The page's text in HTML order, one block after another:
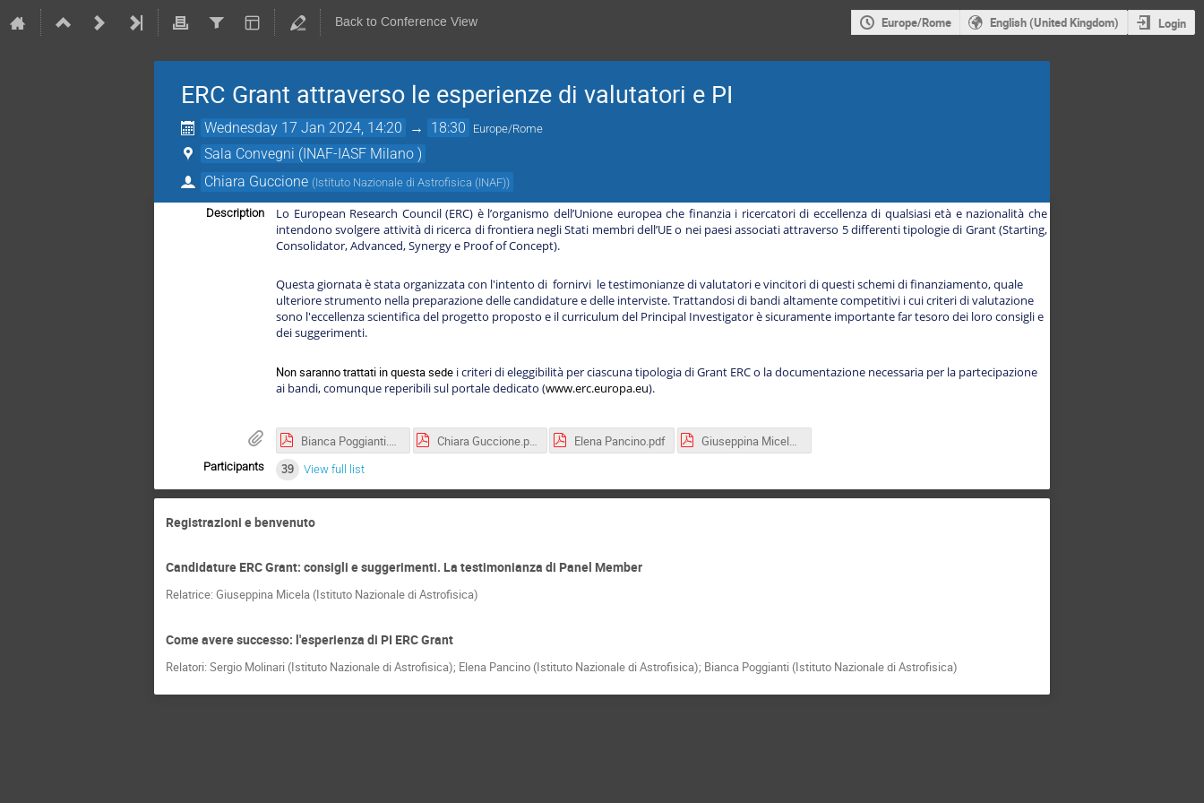
Back to Conference View Europe/Rome English (United Kingdom) Login
ERC Grant attraverso le esperienze di valutatori e PI
Wednesday 17 Jan 2024, 14:20 → 18:30 Europe/Rome
Sala Convegni (INAF-IASF Milano )
Chiara Guccione (Istituto Nazionale di Astrofisica (INAF))
Description
Lo European Research Council (ERC) è l’organismo dell’Unione europea che finanzia i ricercatori di eccellenza di qualsiasi età e nazionalità che
intendono svolgere attività di ricerca di frontiera negli Stati membri dell’UE o nei paesi associati attraverso 5 differenti tipologie di Grant (Starting,
Consolidator, Advanced, Synergy e Proof of Concept).
Questa giornata è stata organizzata con l'intento di fornirvi le testimonianze di valutatori e vincitori di questi schemi di finanziamento, quale
ulteriore strumento nella preparazione delle candidature e delle interviste.Trattandosi di bandi altamente competitivi i cui criteri di valutazione
sono l'eccellenza scientifica del progetto proposto e il curriculum del Principal Investigator è sicuramente importante far tesoro dei loro consigli e
dei suggerimenti.
Non saranno trattati in questa sede i criteri di eleggibilità per ciascuna tipologia di Grant ERC o la documentazione necessaria per la partecipazione
ai bandi, comunque reperibili sul portale dedicato (www.erc.europa.eu).
Bianca Poggianti.pdf Chiara Guccione.pdf Elena Pancino.pdf Giuseppina Micela.pdf
Participants 39 View full list
Registrazioni e benvenuto
Candidature ERC Grant: consigli e suggerimenti. La testimonianza di Panel Member
Relatrice: Giuseppina Micela (Istituto Nazionale di Astrofisica)
Come avere successo: l'esperienza di PI ERC Grant
Relatori: Sergio Molinari (Istituto Nazionale di Astrofisica); Elena Pancino (Istituto Nazionale di Astrofisica); Bianca Poggianti (Istituto Nazionale di Astrofisica)